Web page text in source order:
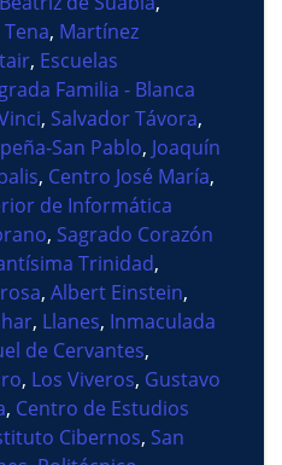
, Martínez
, Escuelas
Familia - Blanca
, Salvador Távora,
San Pablo, Joaquín
, Centro José María,
de Informática
, Sagrado Corazón
Trinidad,
, Albert Einstein,
, Llanes, Inmaculada
de Cervantes,
, Los Viveros, Gustavo
, Centro de Estudios
Cibernos, San